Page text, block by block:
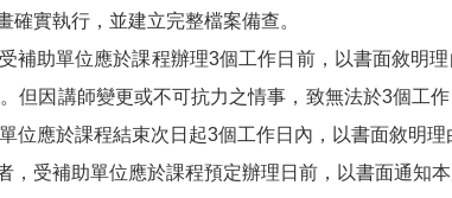
確實執行，並建立完整檔案備查。
補助單位應於課程辦理3個工作日前，以書面敘明
但因講師變更或不可抗力之情事，致無法於3個工
位應於課程結束次日起3個工作日內，以書面敘明理
，受補助單位應於課程預定辦理日前，以書面通知本